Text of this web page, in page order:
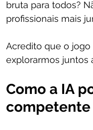
bruta para todos?
profissionais mais
Acredito que o jogo
explorarmos juntos
Como a IA